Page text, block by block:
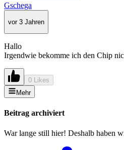
Gschega
vor 3 Jahren
Hallo
Irgendwie bekomme ich den Chip
0 Likes
Mehr
Beitrag archiviert
War lange still hier! Deshalb haben